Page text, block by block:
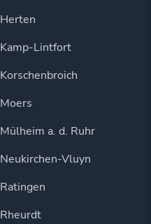
Herten
Kamp-Lintfort
Korschenbroich
Moers
Mülheim a. d. Ruhr
Neukirchen-Vluyn
Ratingen
Rheurdt